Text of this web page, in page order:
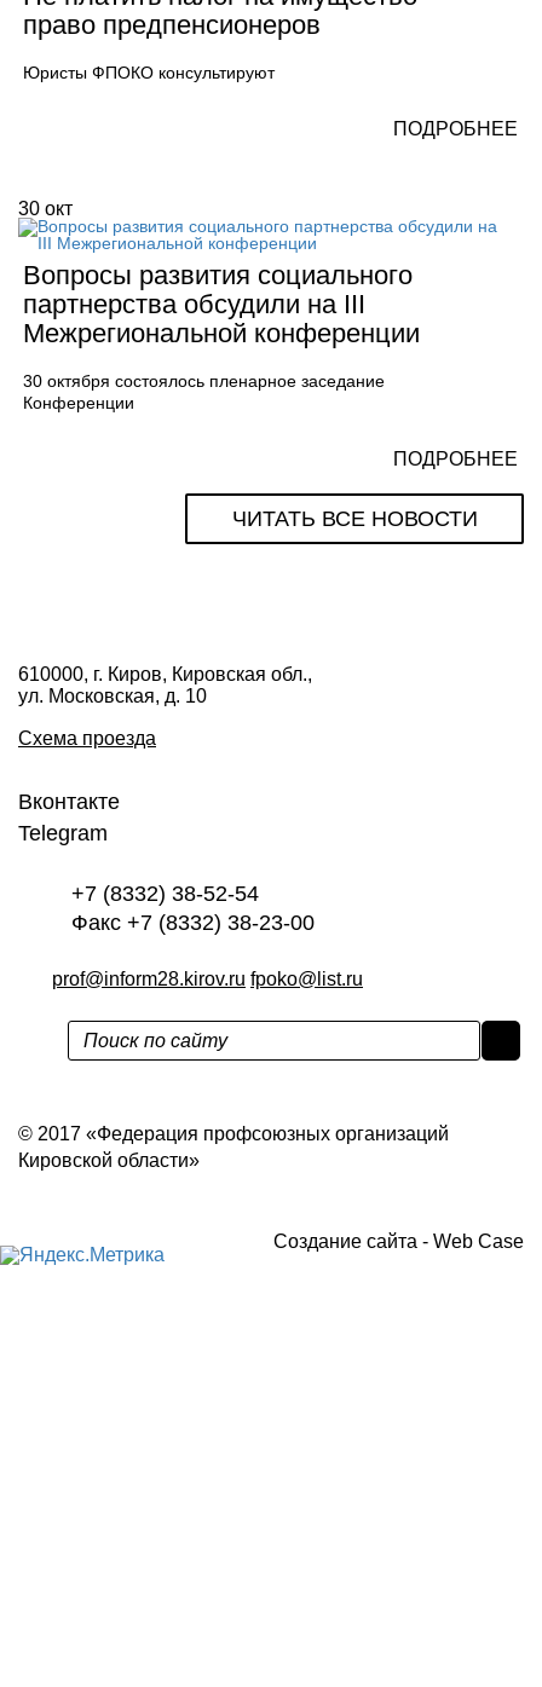
право предпенсионеров
Юристы ФПОКО консультируют
ПОДРОБНЕЕ
30 окт
Вопросы развития социального
партнерства обсудили на III
Межрегиональной конференции
30 октября состоялось пленарное заседание
Конференции
ПОДРОБНЕЕ
ЧИТАТЬ ВСЕ НОВОСТИ
610000, г. Киров, Кировская обл.,
ул. Московская, д. 10
Схема проезда
Вконтакте
Telegram
+7 (8332) 38-52-54
Факс +7 (8332) 38-23-00
prof@inform28.kirov.ru fpoko@list.ru
© 2017 «Федерация профсоюзных организаций
Кировской области»
Создание сайта - Web Case